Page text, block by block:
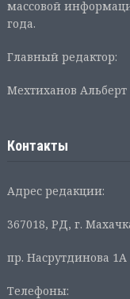
массовой
года.
Главный редактор:
Мехтиханов
Контакты
Адрес редакции:
367018, РД, г.
пр. Насрутдинова 1А
Телефоны: